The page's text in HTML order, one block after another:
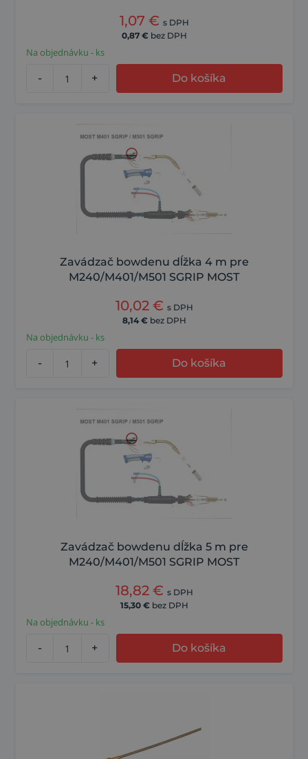
1,07 € s DPH
0,87 € bez DPH
Na objednávku - ks
- + Do košíka
Zavádzač bowdenu dĺžka 4 m pre
M240/M401/M501 SGRIP MOST
10,02 € s DPH
8,14 € bez DPH
Na objednávku - ks
- + Do košíka
Zavádzač bowdenu dĺžka 5 m pre
M240/M401/M501 SGRIP MOST
18,82 € s DPH
15,30 € bez DPH
Na objednávku - ks
- + Do košíka